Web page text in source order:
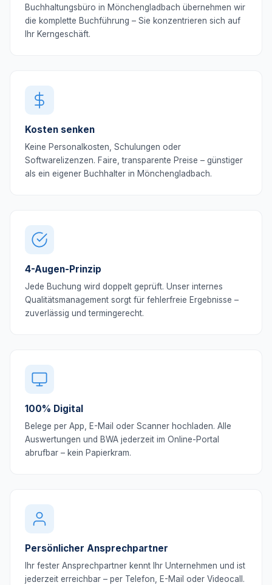
Buchhaltungsbüro in Mönchengladbach übernehmen wir
die komplette Buchführung – Sie konzentrieren sich auf
Ihr Kerngeschäft.
Kosten senken
Keine Personalkosten, Schulungen oder
Softwarelizenzen. Faire, transparente Preise – günstiger
als ein eigener Buchhalter in Mönchengladbach.
4-Augen-Prinzip
Jede Buchung wird doppelt geprüft. Unser internes
Qualitätsmanagement sorgt für fehlerfreie Ergebnisse –
zuverlässig und termingerecht.
100% Digital
Belege per App, E-Mail oder Scanner hochladen. Alle
Auswertungen und BWA jederzeit im Online-Portal
abrufbar – kein Papierkram.
Persönlicher Ansprechpartner
Ihr fester Ansprechpartner kennt Ihr Unternehmen und ist
jederzeit erreichbar – per Telefon, E-Mail oder Videocall.